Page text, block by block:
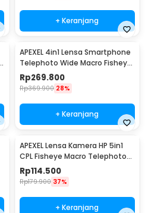
+ Keranjang
APEXEL 4in1 Lensa Smartphone
Telephoto Wide Macro Fisheye
- APL-22X105-4IN1
Rp269.800
Rp369.900 28%
+ Keranjang
APEXEL Lensa Kamera HP 5in1
CPL Fisheye Macro Telephoto
Wide Angle - APL-DG5H
Rp114.500
Rp179.900 37%
+ Keranjang